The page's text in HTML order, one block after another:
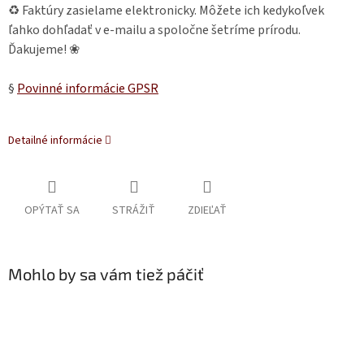
♻ Faktúry zasielame elektronicky. Môžete ich kedykoľvek
ľahko dohľadať v e-mailu a spoločne šetríme prírodu.
Ďakujeme! ❀
§ Povinné informácie GPSR
Detailné informácie
OPÝTAŤ SA STRÁŽIŤ ZDIEĽAŤ
Mohlo by sa vám tiež páčiť